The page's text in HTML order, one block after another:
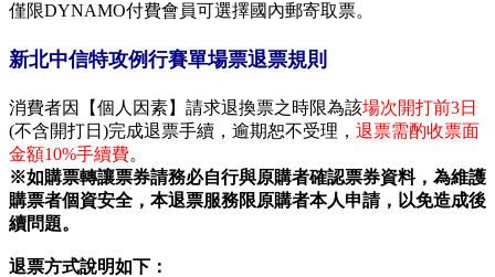
僅限DYNAMO付費會員可選擇國內郵寄取票。
新北中信特攻例行賽單場票退票規則
消費者因【個人因素】請求退換票之時限為該場次開打前3日
(不含開打日)完成退票手續，逾期恕不受理， 退票需酌收票面
金額10%手續費。
※如購票轉讓票券請務必自行與原購者確認票券資料，為維護
購票者個資安全，本退票服務限原購者本人申請，以免造成後
續問題。
退票方式說明如下：